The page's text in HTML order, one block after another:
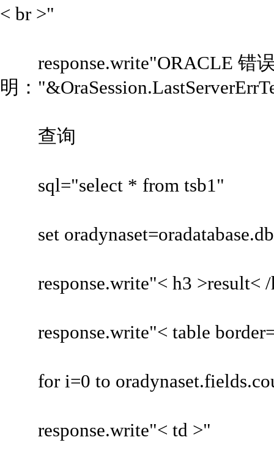
< br >"
response.write"ORACLE 错
明：
查询
sql="select * from tsb1"
set
response.write"< h3 >result< /
response.write"< table
for i=0 to
response.write"< td >"